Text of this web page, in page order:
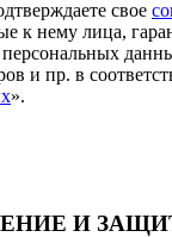
свое
к нему лица,
и пр. в
».
И